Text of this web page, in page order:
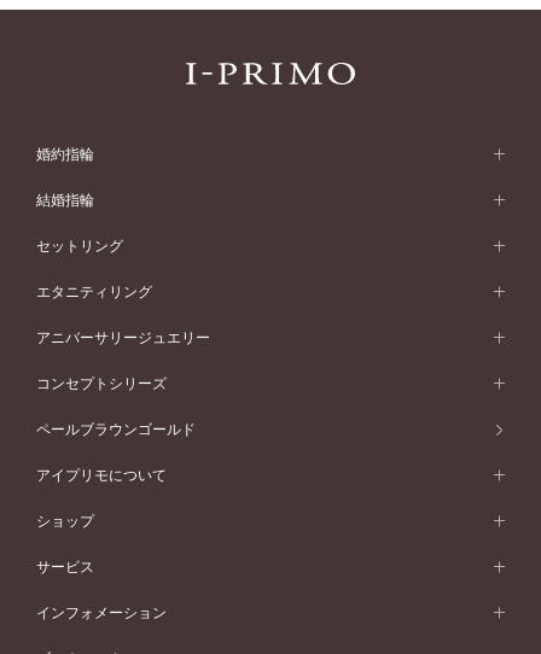
婚約指輪
婚約指輪 (エンゲージリング)
婚約指輪一覧
ピンクゴールド
ペールブラウンゴールド
ウェーブライン
V字ライン
ワンサイドメレ
ダブルサイドメレ
シンプル
フェミニン
モード
50万円台～
40万円台～
30万円台～
婚約指輪 人気ランキング
婚約ネックレス
ダイヤモンドシェイプコレクション
結婚指輪
結婚指輪 (マリッジリング)
結婚指輪一覧
ピンクゴールド
ペールブラウンゴールド
ウェーブライン
V字ライン
ワンメレ
セベラルメレ
シンプル
フェミニン
モード
50万円～
40万円～50万円
セットリング
セットリング
セットリング一覧
ピンクゴールド
ペールブラウンゴールド
エタニティリング
エタニティリング
エタニティリング一覧
ピンクゴールド
ペールブラウンゴールド
アニバーサリージュエリー
アニバーサリージュエリー
アニバーサリージュエリー一覧
ファッションリング
ブレスレット
コンセプトシリーズ
コンセプトシリーズ
オリジンビリーフ
エトワル
スワハ
ペールブラウンゴールド
アイプリモについて
アイプリモについて
パーソナルハンド診断
デザインへのこだわり
ショップ
店舗一覧
北海道
サービス
プロポーズサポート
サービス
インフォメーション